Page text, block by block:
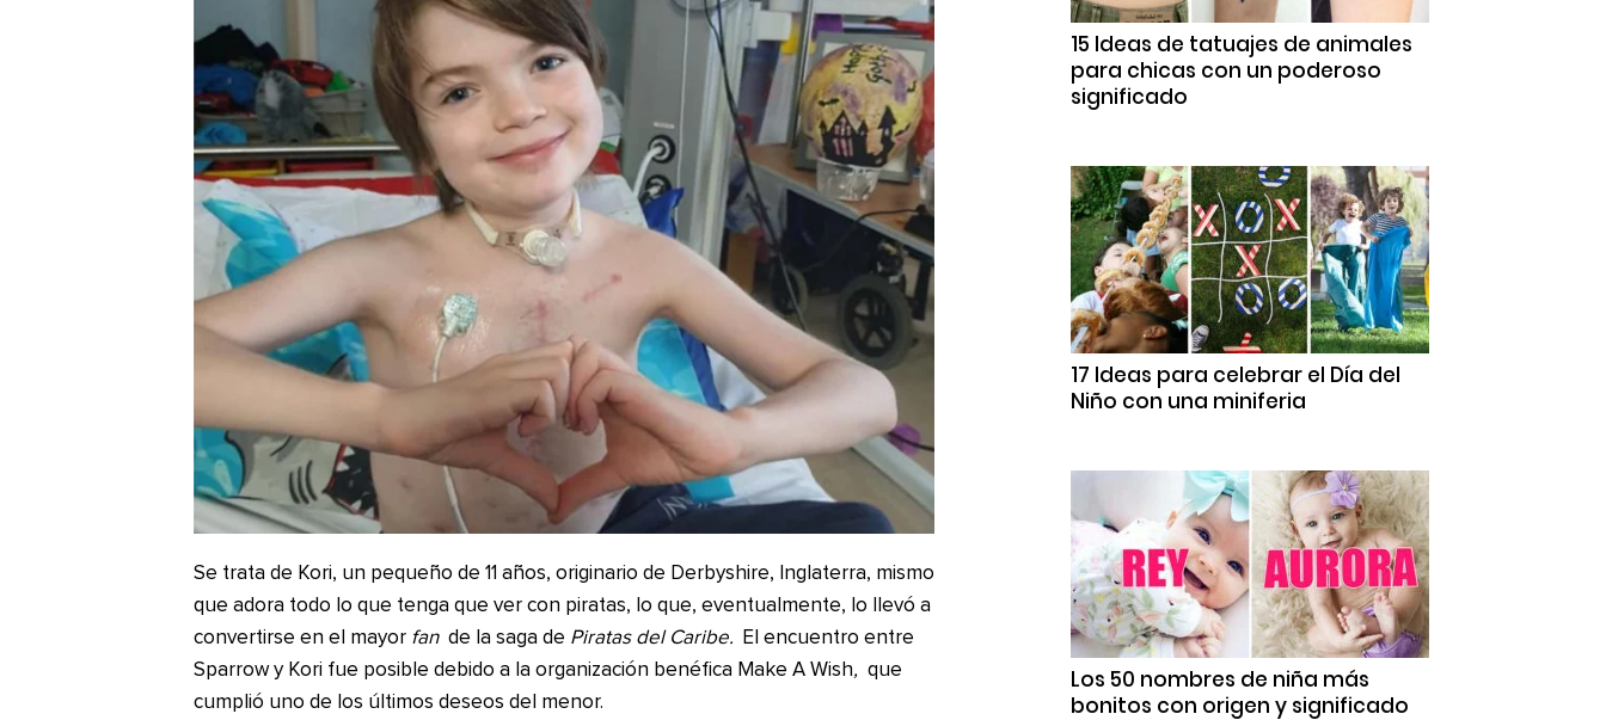
Se trata de Kori, un pequeño de 11 años, originario de Derbyshire, Inglaterra, mismo
que adora todo lo que tenga que ver con piratas, lo que, eventualmente, lo llevó a
convertirse en el mayor fan de la saga de Piratas del Caribe.
El encuentro entre
Sparrow y Kori fue posible debido a la organización benéfica Make A Wish, que
cumplió uno de los últimos deseos del menor.
15 Ideas de tatuajes de animales
para chicas con un poderoso
significado
17 Ideas para celebrar el Día del
Niño con una miniferia
Los 50 nombres de niña más
bonitos con origen y significado